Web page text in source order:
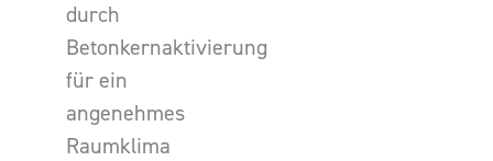
durch
Betonkernaktivierung
für ein
angenehmes
Raumklima